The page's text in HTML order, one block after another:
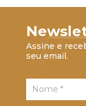
Assine e
seu email.